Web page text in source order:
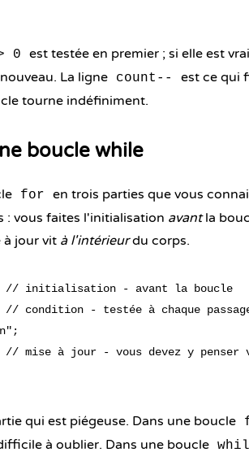
0
est testée en premier ; si elle est
La ligne
count--
est ce qui
tourne indéfiniment.
boucle while
for en trois parties que vous
: vous faites l'initialisation avantla
à jour vit à l'intérieurdu corps.
- avant la boucle
- testée à chaque
// mise à jour - vous devez y penser
qui est piégeuse. Dans une boucle
à oublier. Dans une boucle